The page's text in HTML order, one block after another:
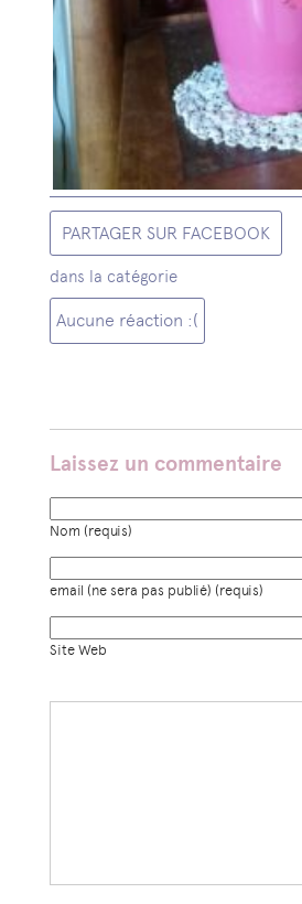
PARTAGER SUR FACEBOOK
dans la catégorie
Aucune réaction :(
Laissez un commentaire
Nom (requis)
email (ne sera pas publié) (requis)
Site Web